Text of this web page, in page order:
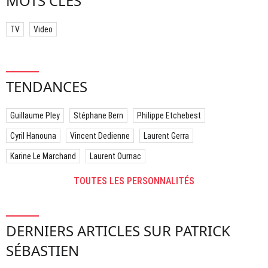
TV Video
TENDANCES
Guillaume Pley Stéphane Bern Philippe Etchebest
Cyril Hanouna Vincent Dedienne Laurent Gerra
Karine Le Marchand Laurent Ournac
TOUTES LES PERSONNALITÉS
DERNIERS ARTICLES SUR PATRICK
SÉBASTIEN